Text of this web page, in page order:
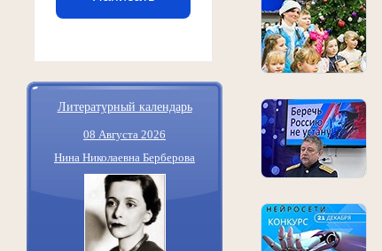
Литературный календарь
08 Августа 2026
Нина Николаевна Берберова